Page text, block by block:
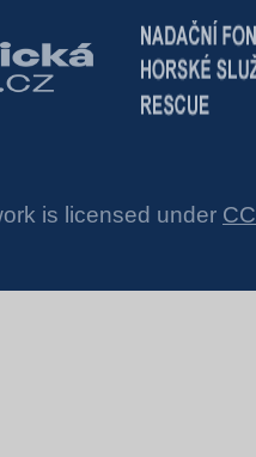
is licensed under